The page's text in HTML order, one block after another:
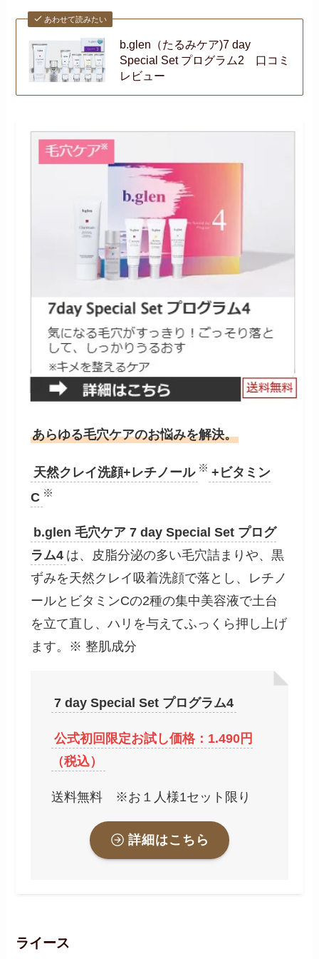
あわせて読みたい
b.glen（たるみケア)7 day
Special Set プログラム2 口コミ
レビュー
あらゆる毛穴ケアのお悩みを解決。
天然クレイ洗顔+レチノール ※ +ビタミン
C ※
b.glen 毛穴ケア 7 day Special Set プログ
ラム4 は、皮脂分泌の多い毛穴詰まりや、黒
ずみを天然クレイ吸着洗顔で落とし、レチノ
ールとビタミンCの2種の集中美容液で土台
を立て直し、ハリを与えてふっくら押し上げ
ます。※ 整肌成分
7 day Special Set プログラム4
公式初回限定お試し価格：1.490円
（税込）
送料無料 ※お１人様1セット限り
詳細はこちら
ライース